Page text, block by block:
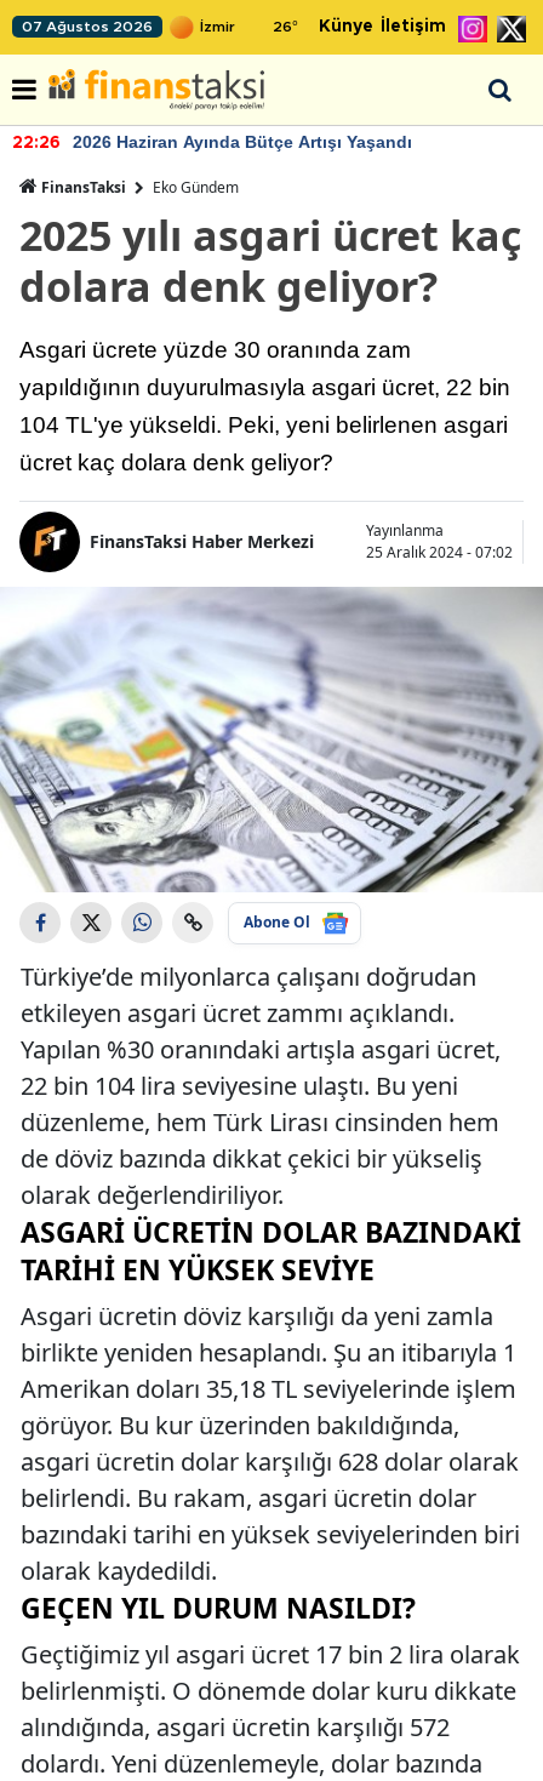
07 Ağustos 2026 26° Künye İletişim
22:26 2026 Haziran Ayında Bütçe Artışı Yaşandı
FinansTaksi Eko Gündem
2025 yılı asgari ücret kaç
dolara denk geliyor?
Asgari ücrete yüzde 30 oranında zam
yapıldığının duyurulmasıyla asgari ücret, 22 bin
104 TL'ye yükseldi. Peki, yeni belirlenen asgari
ücret kaç dolara denk geliyor?
FinansTaksi Haber Merkezi
Yayınlanma
25 Aralık 2024 - 07:02
Abone Ol
Türkiye’de milyonlarca çalışanı doğrudan
etkileyen asgari ücret zammı açıklandı.
Yapılan %30 oranındaki artışla asgari ücret,
22 bin 104 lira seviyesine ulaştı. Bu yeni
düzenleme, hem Türk Lirası cinsinden hem
de döviz bazında dikkat çekici bir yükseliş
olarak değerlendiriliyor.
ASGARI ÜCRETIN DOLAR BAZINDAKI
TARIHI EN YÜKSEK SEVIYE
Asgari ücretin döviz karşılığı da yeni zamla
birlikte yeniden hesaplandı. Şu an itibarıyla 1
Amerikan doları 35,18 TL seviyelerinde işlem
görüyor. Bu kur üzerinden bakıldığında,
asgari ücretin dolar karşılığı 628 dolar olarak
belirlendi. Bu rakam, asgari ücretin dolar
bazındaki tarihi en yüksek seviyelerinden biri
olarak kaydedildi.
GEÇEN YIL DURUM NASILDI?
Geçtiğimiz yıl asgari ücret 17 bin 2 lira olarak
belirlenmişti. O dönemde dolar kuru dikkate
alındığında, asgari ücretin karşılığı 572
dolardı. Yeni düzenlemeyle, dolar bazında